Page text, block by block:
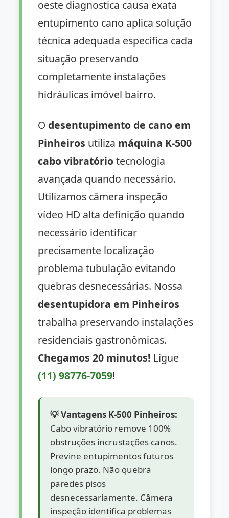
oeste diagnostica causa exata
entupimento cano aplica solução
técnica adequada específica cada
situação preservando
completamente instalações
hidráulicas imóvel bairro.
O desentupimento de cano em
Pinheiros utiliza máquina K-500
cabo vibratóriotecnologia
avançada quando necessário.
Utilizamos câmera inspeção
vídeo HD alta definição quando
necessário identificar
precisamente localização
problema tubulação evitando
quebras desnecessárias. Nossa
desentupidora em Pinheiros
trabalha preservando instalações
residenciais gastronômicas.
Chegamos 20 minutos! Ligue
(11) 98776-7059!
💡 Vantagens K-500 Pinheiros:
Cabo vibratório remove 100%
obstruções incrustações canos.
Previne entupimentos futuros
longo prazo. Não quebra
paredes pisos
desnecessariamente. Câmera
inspeção identifica problemas